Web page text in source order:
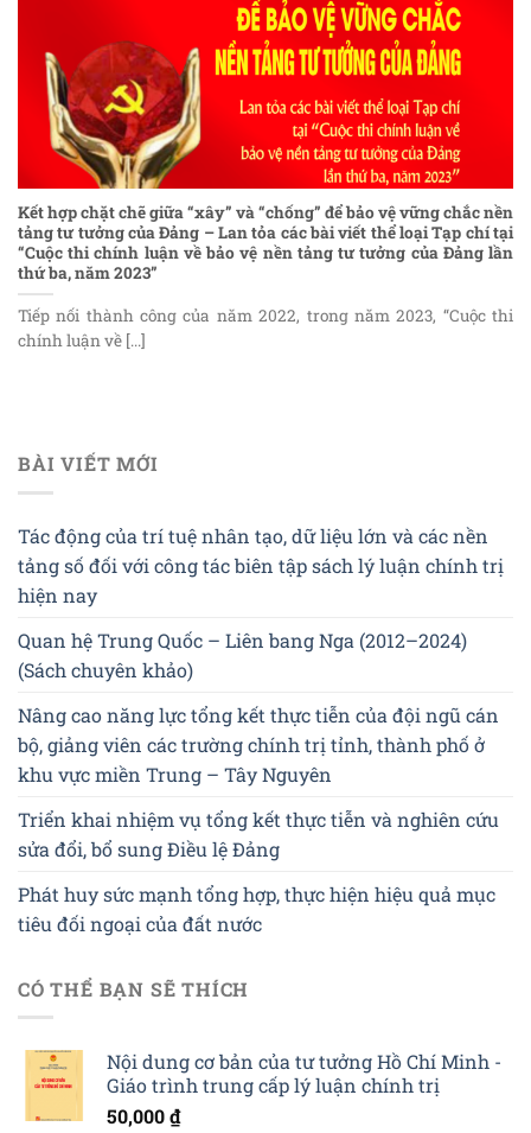
Kết hợp chặt chẽ giữa “xây” và “chống” để bảo vệ vững chắc nền
tảng tư tưởng của Đảng – Lan tỏa các bài viết thể loại Tạp chí tại
“Cuộc thi chính luận về bảo vệ nền tảng tư tưởng của Đảng lần
thứ ba, năm 2023”
Tiếp nối thành công của năm 2022, trong năm 2023, “Cuộc thi
chính luận về [...]
BÀI VIẾT MỚI
Tác động của trí tuệ nhân tạo, dữ liệu lớn và các nền
tảng số đối với công tác biên tập sách lý luận chính trị
hiện nay
Quan hệ Trung Quốc – Liên bang Nga (2012–2024)
(Sách chuyên khảo)
Nâng cao năng lực tổng kết thực tiễn của đội ngũ cán
bộ, giảng viên các trường chính trị tỉnh, thành phố ở
khu vực miền Trung – Tây Nguyên
Triển khai nhiệm vụ tổng kết thực tiễn và nghiên cứu
sửa đổi, bổ sung Điều lệ Đảng
Phát huy sức mạnh tổng hợp, thực hiện hiệu quả mục
tiêu đối ngoại của đất nước
CÓ THỂ BẠN SẼ THÍCH
Nội dung cơ bản của tư tưởng Hồ Chí Minh -
Giáo trình trung cấp lý luận chính trị
50,000₫